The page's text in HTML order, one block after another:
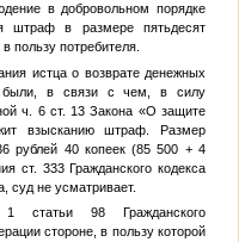
в добровольном порядке
штраф в размере пятьдесят
пользу потребителя.
истца о возврате денежных
были, в связи с чем, в силу
ч. 6 ст. 13 Закона «О защите
взысканию штраф. Размер
рублей 40 копеек (85 500 + 4
ст. 333 Гражданского кодекса
суд не усматривает.
статьи 98 Гражданского
стороне, в пользу которой